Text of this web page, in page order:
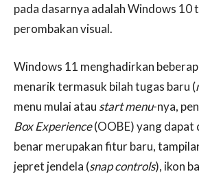
pada dasarnya adalah Windows 10
perombakan visual.
Windows 11 menghadirkan
menarik termasuk bilah tugas baru (
menu mulai atau start menu-nya,
Box Experience(OOBE) yang dapat
benar merupakan fitur baru,
jepret jendela (snap controls), ikon